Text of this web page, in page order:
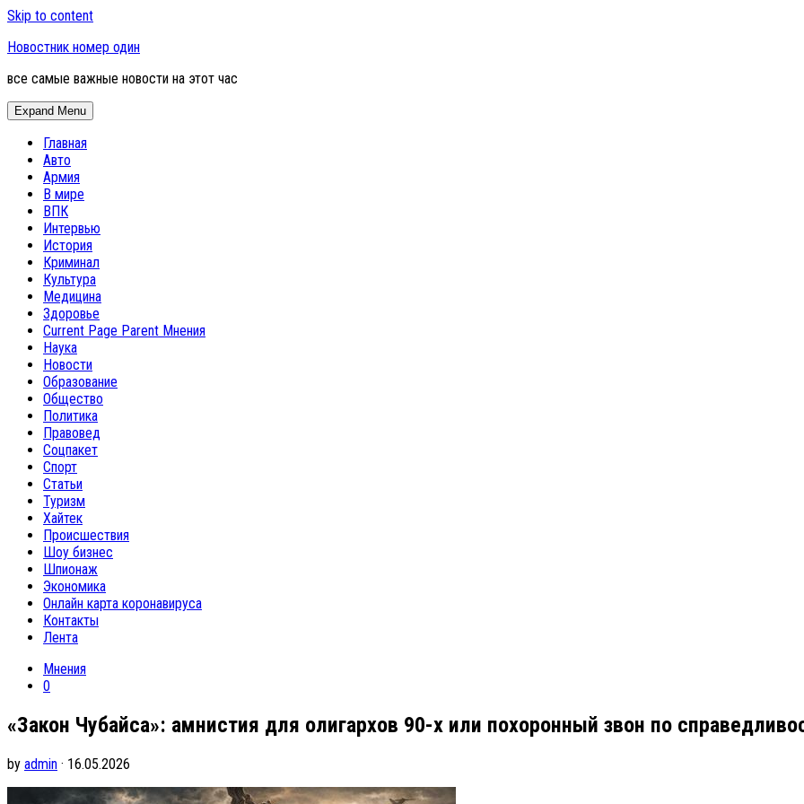
Skip to content
Новостник номер один
все самые важные новости на этот час
Expand Menu
Главная
Авто
Армия
В мире
ВПК
Интервью
История
Криминал
Культура
Медицина
Здоровье
Current Page Parent Мнения
Наука
Новости
Образование
Общество
Политика
Правовед
Соцпакет
Спорт
Статьи
Туризм
Хайтек
Происшествия
Шоу бизнес
Шпионаж
Экономика
Онлайн карта коронавируса
Контакты
Лента
Мнения
0
«Закон Чубайса»: амнистия для олигархов 90-х или похоронный звон по
by admin · 16.05.2026